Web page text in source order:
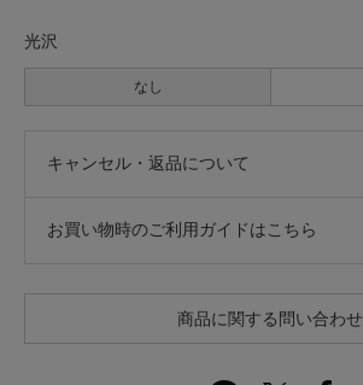
光沢
なし
キャンセル・返品について
お買い物時のご利用ガイドはこちら
商品に関する問い合わせ